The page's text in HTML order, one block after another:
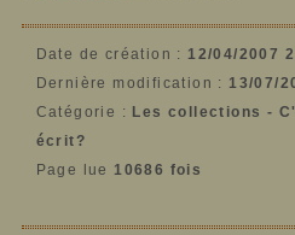
Date de création : 12/04/2007
Dernière modification : 13/07/
Catégorie : Les collections -
écrit?
Page lue 10686 fois